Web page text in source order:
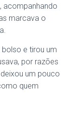
acompanhando
marcava o
e tirou um
por razões
um pouco
quem